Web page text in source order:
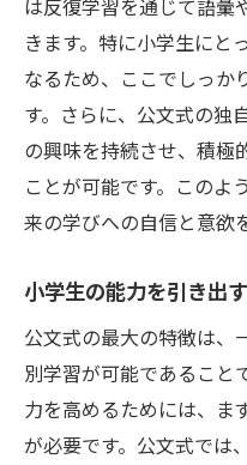
は反復学習を通じて語彙
きます。特に小学生にと
なるため、ここでしっか
す。さらに、公文式の独
の興味を持続させ、積極
ことが可能です。このよ
来の学びへの自信と意欲
小学生の能力を引き出
公文式の最大の特徴は、
別学習が可能であること
力を高めるためには、ま
が必要です。公文式では